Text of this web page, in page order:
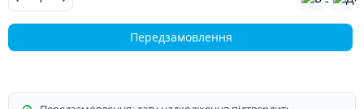
Передзамовлення